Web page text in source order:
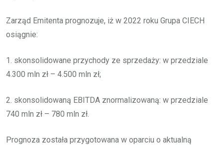
Zarząd Emitenta prognozuje, iż w 2022 roku Grupa CIECH
osiągnie:
1. skonsolidowane przychody ze sprzedaży: w przedziale
4.300 mln zł – 4.500 mln zł;
2. skonsolidowaną EBITDA znormalizowaną: w przedziale
740 mln zł – 780 mln zł.
Prognoza została przygotowana w oparciu o aktualną